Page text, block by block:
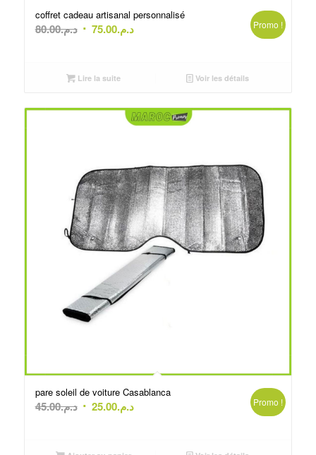
coffret cadeau artisanal personnalisé
د.م.80.00
Le
était :
د.م.75.00
Le
Promo !
Lire la suite Voir les détails
pare soleil de voiture Casablanca
د.م.45.00
Le
د.م.25.00
Le
Promo !